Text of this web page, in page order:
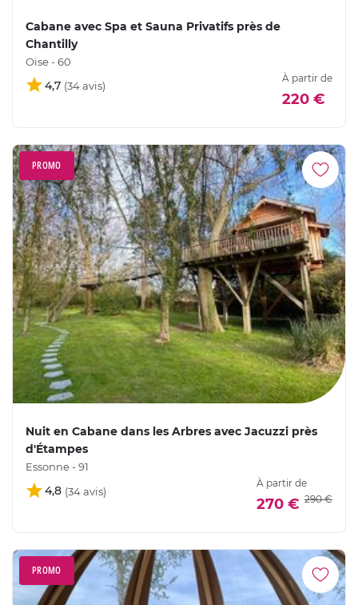
Cabane avec Spa et Sauna Privatifs près de
Chantilly
Oise - 60
4,7
À partir de
220 €
PROMO
Nuit en Cabane dans les Arbres avec Jacuzzi près
d'Étampes
Essonne - 91
4,8
À partir de
270 € 290 €
PROMO